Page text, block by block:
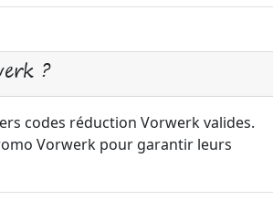
?
codes réduction Vorwerk valides.
Vorwerk pour garantir leurs